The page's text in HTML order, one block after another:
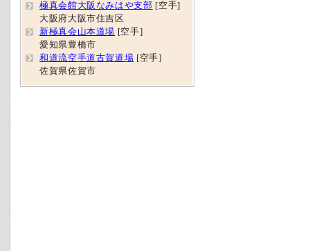
極真会館大阪なみはや支部 [空手]
大阪府大阪市住吉区
新極真会山本道場 [空手]
愛知県豊橋市
和道流空手道古賀道場 [空手]
佐賀県佐賀市